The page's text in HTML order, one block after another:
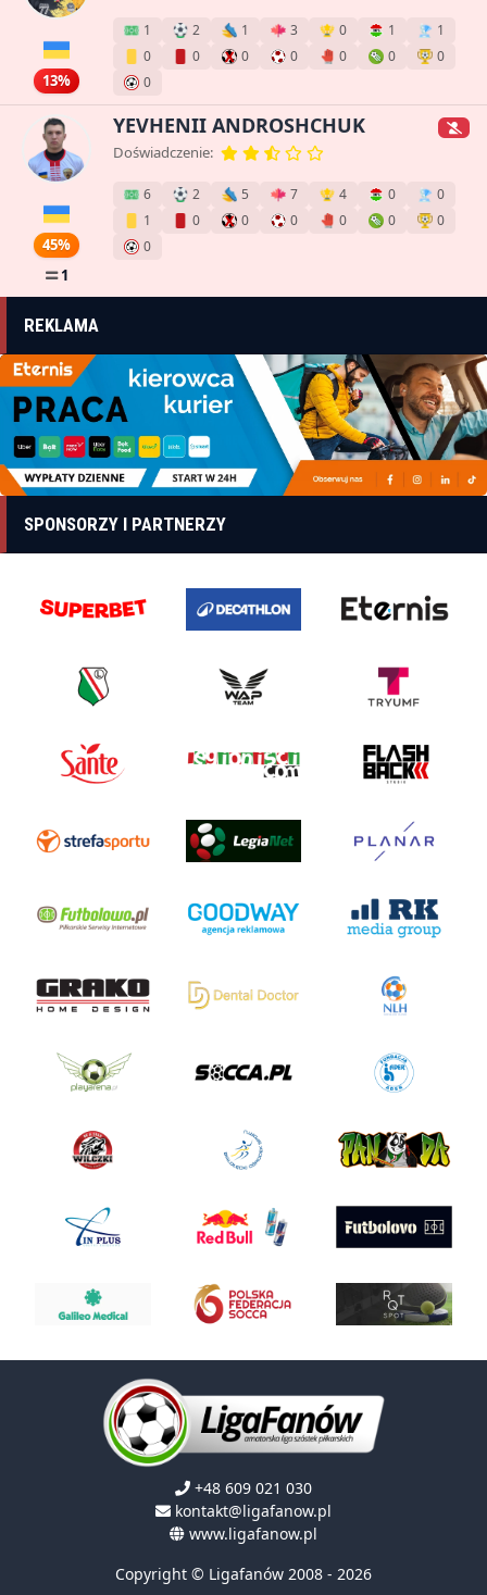
13%
1 2 1 3 0 1
1
0
0 0 0 0 0
0
0
45%
1
YEVHENII ANDROSHCHUK
Doświadczenie:
6 2 5 7 4 0
0
1
0 0 0 0 0
0
0
REKLAMA
SPONSORZY I PARTNERZY
+48 609 021 030
kontakt@ligafanow.pl
www.ligafanow.pl
Copyright © Ligafanów 2008 - 2026